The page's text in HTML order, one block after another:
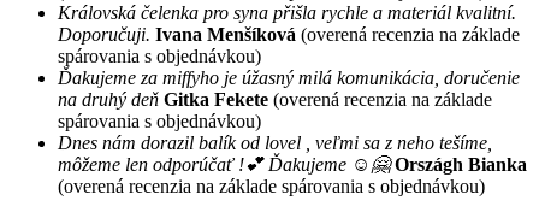
Královská čelenka pro syna přišla rychle a materiál kvalitní.
Doporučuji. Ivana Menšíková (overená recenzia na základe
spárovania s objednávkou)
Ďakujeme za miffyho je úžasný milá komunikácia, doručenie
na druhý deň Gitka Fekete (overená recenzia na základe
spárovania s objednávkou)
Dnes nám dorazil balík od lovel , veľmi sa z neho tešíme,
môžeme len odporúčať !💕 Ďakujeme ☺️🤗 Országh Bianka
(overená recenzia na základe spárovania s objednávkou)